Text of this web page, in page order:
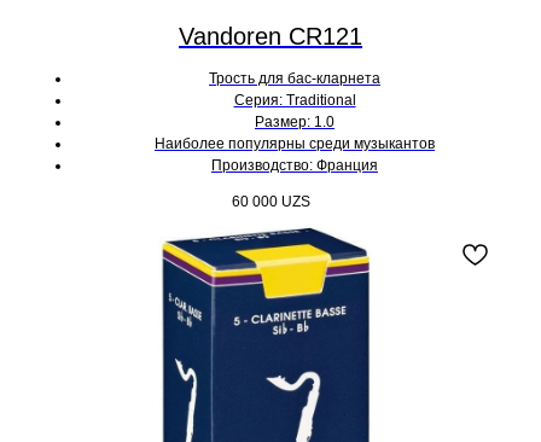
Vandoren CR121
Трость для бас-кларнета
Серия: Traditional
Размер: 1.0
Наиболее популярны среди музыкантов
Производство: Франция
60 000 UZS